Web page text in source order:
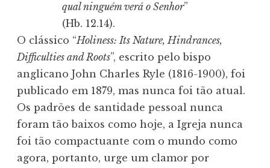
qual ninguém verá o Senhor”
(Hb. 12.14).
O clássico “Holiness: Its Nature, Hindrances,
Difficulties and Roots”, escrito pelo bispo
anglicano John Charles Ryle (1816-1900), foi
publicado em 1879, mas nunca foi tão atual.
Os padrões de santidade pessoal nunca
foram tão baixos como hoje, a Igreja nunca
foi tão compactuante com o mundo como
agora, portanto, urge um clamor por